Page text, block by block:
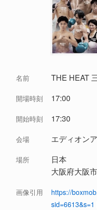
名前 THE HEAT
開場時刻 17:00
開始時刻 17:30
会場 エディオン
場所
日本
大阪府大阪市
画像引用
https://
sid=6613&s=1